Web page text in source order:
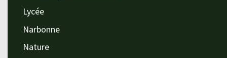
Lycée
Narbonne
Nature